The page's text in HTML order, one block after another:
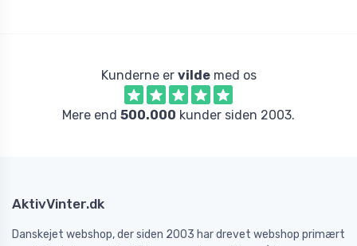
Kunderne er vildemed os
Mere end 500.000 kunder siden 2003.
AktivVinter.dk
Danskejet webshop, der siden 2003 har drevet webshop primært